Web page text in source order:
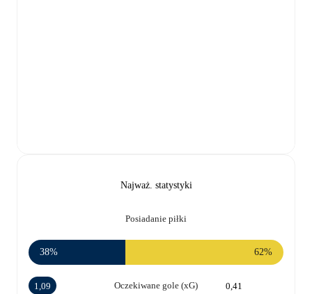
Najważ. statystyki
Posiadanie piłki
38% 62%
Oczekiwane gole (xG)
1,09 0,41